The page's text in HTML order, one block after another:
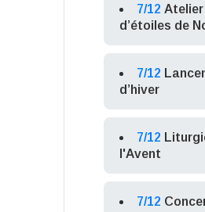
7/12
d’étoiles de
7/12
d’hiver
7/12
l'Avent
7/12